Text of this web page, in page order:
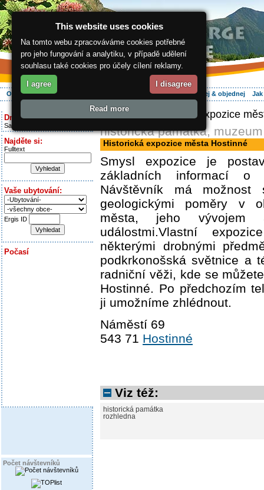
O regionu Aktivně Ubytování Hledej & objednej
Dnes je:
Saturday 8.08.2026
Najděte si:
Fulltext
Vaše ubytování:
Ergis ID
Počasí
Počet návštevníků
ergis.cz > Historická expozice
historická památka, muzeum
Historická expozice města Hostinné
Smysl expozice je
základních informací o
Návštěvník má
geologickými poměry v
města, jeho vývojem
událostmi.Vlastní
některými drobnými
podkrkonošská světnice a
radniční věži, kde se
Hostinné. Po předchozím
ji umožníme zhlédnout.
Náměstí 69
543 71 Hostinné
Viz též:
historická památka
rozhledna
This website uses cookies
Na tomto webu zpracováváme cookies potřebné
pro jeho fungování a analytiku, v případě udělení
souhlasu také cookies pro účely cílení reklamy.
I agree I disagree
Read more